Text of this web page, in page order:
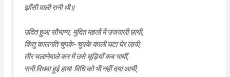
झाँसी वाली रानी थी॥
उदित हुआ सौभाग्य, मुदित महलों में उजयाली छायी,
किंतु कालगति चुपके-चुपके काली घटा घेर लायी,
तीर चलानेवाले कर में उसे चूड़ियाँ कब भायीं,
रानी विधवा हुई हाय! विधि को भी नहीं दया आयी,